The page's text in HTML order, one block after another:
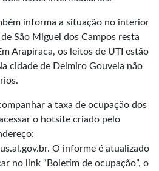
informa a situação no interior
São Miguel dos Campos resta
Arapiraca, os leitos de UTI estão
cidade de Delmiro Gouveia não
a taxa de ocupação dos
o hotsite criado pelo
O informe é atualizado
no link “Boletim de ocupação”, o